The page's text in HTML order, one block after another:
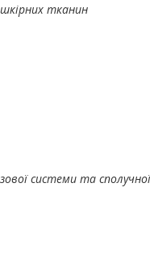
тканин
системи та